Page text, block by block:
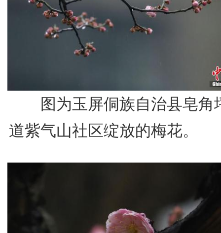
图为玉屏侗族自治县皂角
道紫气山社区绽放的梅花。